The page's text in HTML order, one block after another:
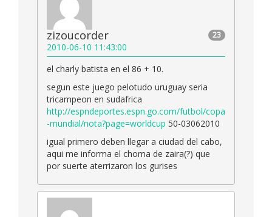
23
zizoucorder
2010-06-10 11:43:00
el charly batista en el 86 + 10.
segun este juego pelotudo uruguay seria
tricampeon en sudafrica
http://espndeportes.espn.go.com/futbol/copa
-mundial/nota?page=worldcup 50-03062010
igual primero deben llegar a ciudad del cabo,
aqui me informa el choma de zaira(?) que
por suerte aterrizaron los gurises